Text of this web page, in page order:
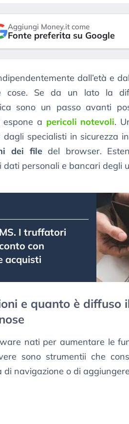
Aggiungi Money.it come
Fonte preferita su Google
dall’età e
cose. Se da un lato la
sono un passo avanti
espone a pericoli notevoli.
specialisti in sicurezza
dei filedel browser.
personali e bancari degli
I truffatori
con
acquisti
e quanto è diffuso
nati per aumentare le
sono strumentii che
di navigazione o di
17 luglio 2026